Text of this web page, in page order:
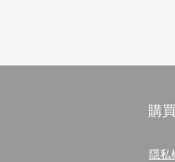
購
隱私